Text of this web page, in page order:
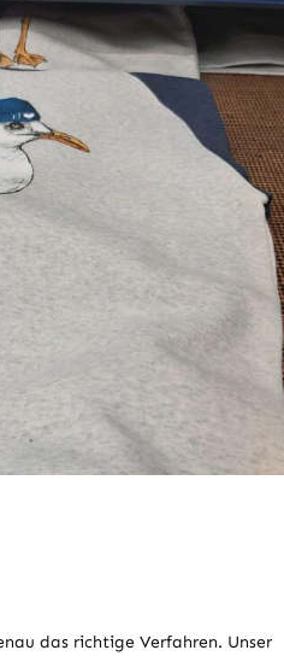
das richtige Verfahren. Unser